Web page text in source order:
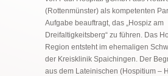
(Rottenmünster) als kompetenten
Aufgabe beauftragt, das „Hospiz am
Dreifaltigkeitsberg“ zu führen. Das
Region entsteht im ehemaligen
der Kreisklinik Spaichingen. Der
aus dem Lateinischen (Hospitium –